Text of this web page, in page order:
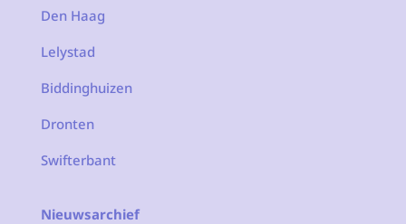
Den Haag
Lelystad
Biddinghuizen
Dronten
Swifterbant
Nieuwsarchief